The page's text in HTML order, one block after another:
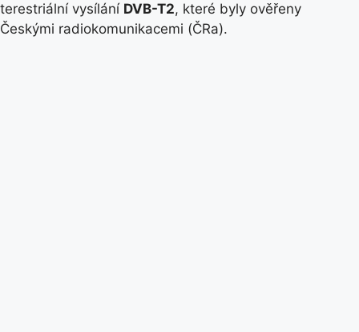
terestriální vysílání DVB-T2, které byly ověřeny
Českými radiokomunikacemi (ČRa).